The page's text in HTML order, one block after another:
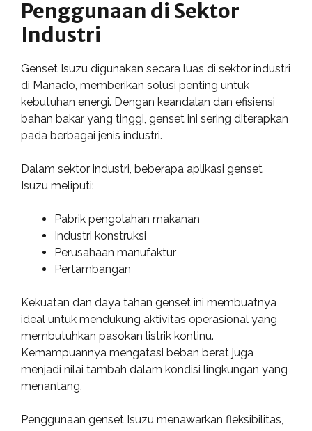
Penggunaan di Sektor
Industri
Genset Isuzu digunakan secara luas di sektor industri
di Manado, memberikan solusi penting untuk
kebutuhan energi. Dengan keandalan dan efisiensi
bahan bakar yang tinggi, genset ini sering diterapkan
pada berbagai jenis industri.
Dalam sektor industri, beberapa aplikasi genset
Isuzu meliputi:
Pabrik pengolahan makanan
Industri konstruksi
Perusahaan manufaktur
Pertambangan
Kekuatan dan daya tahan genset ini membuatnya
ideal untuk mendukung aktivitas operasional yang
membutuhkan pasokan listrik kontinu.
Kemampuannya mengatasi beban berat juga
menjadi nilai tambah dalam kondisi lingkungan yang
menantang.
Penggunaan genset Isuzu menawarkan fleksibilitas,